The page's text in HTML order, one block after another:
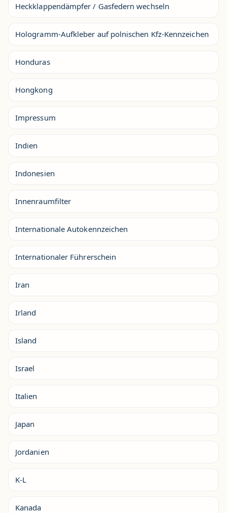
Heckklappendämpfer / Gasfedern wechseln
Hologramm-Aufkleber auf polnischen Kfz-Kennzeichen
Honduras
Hongkong
Impressum
Indien
Indonesien
Innenraumfilter
Internationale Autokennzeichen
Internationaler Führerschein
Iran
Irland
Island
Israel
Italien
Japan
Jordanien
K-L
Kanada